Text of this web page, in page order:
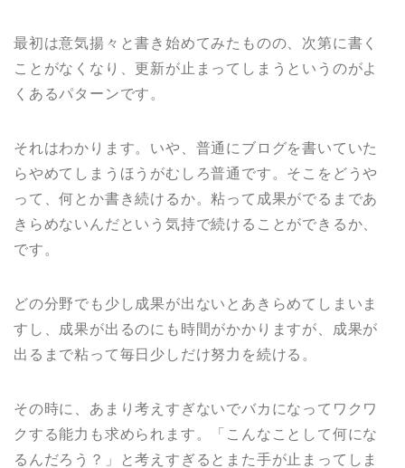
最初は意気揚々と書き始めてみたものの、次第に書く
ことがなくなり、更新が止まってしまうというのがよ
くあるパターンです。
それはわかります。いや、普通にブログを書いていた
らやめてしまうほうがむしろ普通です。そこをどうや
って、何とか書き続けるか。粘って成果がでるまであ
きらめないんだという気持で続けることができるか、
です。
どの分野でも少し成果が出ないとあきらめてしまいま
すし、成果が出るのにも時間がかかりますが、成果が
出るまで粘って毎日少しだけ努力を続ける。
その時に、あまり考えすぎないでバカになってワクワ
クする能力も求められます。「こんなことして何にな
るんだろう？」と考えすぎるとまた手が止まってしま